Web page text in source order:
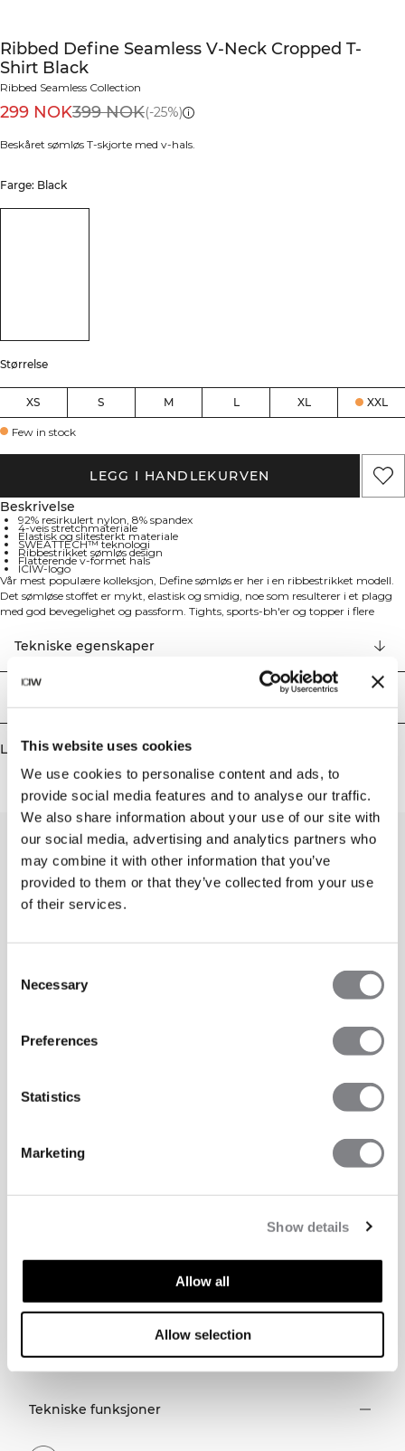
This website uses cookies
We use cookies to personalise content and ads, to
provide social media features and to analyse our traffic.
We also share information about your use of our site with
our social media, advertising and analytics partners who
may combine it with other information that you’ve
provided to them or that they’ve collected from your use
of their services.
Selection
Necessary
Preferences
Statistics
Marketing
Show details
Allow all
Allow selection
Ribbed Define Seamless V-Neck Cropped T-
Shirt Black
Ribbed Seamless Collection
299 NOK399 NOK(-25%)
Beskåret sømløs T-skjorte med v-hals.
Farge: Black
Størrelse
XS S M L XL XXL
Few in stock
LEGG I HANDLEKURVEN
Beskrivelse
92% resirkulert nylon, 8% spandex
4-veis stretchmateriale
Elastisk og slitesterkt materiale
SWEATTECH™ teknologi
Ribbestrikket sømløs design
Flatterende v-formet hals
ICIW-logo
Vår mest populære kolleksjon, Define sømløs er her i en ribbestrikket modell.
Det sømløse stoffet er mykt, elastisk og smidig, noe som resulterer i et plagg
med god bevegelighet og passform. Tights, sports-bh'er og topper i flere
typer trening. 4-veis stretchmateriale i den nyeste sømløse teknologien for å
øke bevegligheten under treningen. Elastisk og slitesterkt materiale med
ICIW-logo og SWEATTECH™-teknologi. Avtagbare polstringer med lav
støtte. Flatterende v-formet hals fremhever silhuetten mens den gir komfort
Tekniske egenskaper
Lignende produkter
TEKNISKE EGENSKAPER
Tekniske funksjoner